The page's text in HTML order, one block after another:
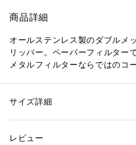
商品詳細
オールステンレス製のダブルメ
リッパー。ペーパーフィルター
メタルフィルターならではのコ
性別：レディース
品・キッチン雑貨
サイズ詳細
レビュー